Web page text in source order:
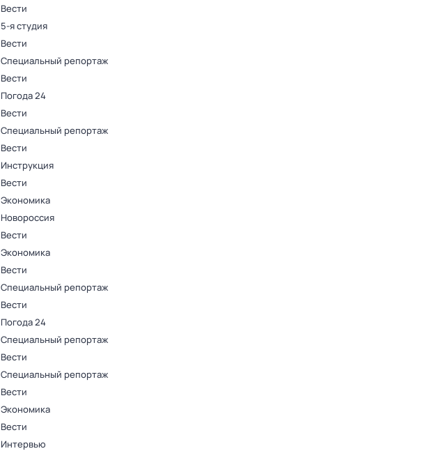
Вести
5-я студия
Вести
Специальный репортаж
Вести
Погода 24
Вести
Специальный репортаж
Вести
Инструкция
Вести
Экономика
Новороссия
Вести
Экономика
Вести
Специальный репортаж
Вести
Погода 24
Специальный репортаж
Вести
Специальный репортаж
Вести
Экономика
Вести
Интервью